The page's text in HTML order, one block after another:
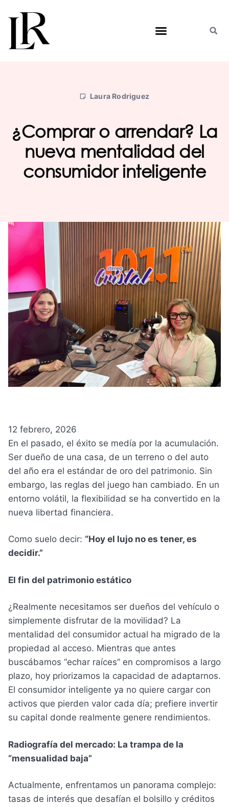
contenido
Laura Rodriguez
¿Comprar o arrendar? La
nueva mentalidad del
consumidor inteligente
12 febrero, 2026
En el pasado, el éxito se medía por la acumulación.
Ser dueño de una casa, de un terreno o del auto
del año era el estándar de oro del patrimonio. Sin
embargo, las reglas del juego han cambiado. En un
entorno volátil, la flexibilidad se ha convertido en la
nueva libertad financiera.
Como suelo decir: “Hoy el lujo no es tener, es
decidir.”
El fin del patrimonio estático
¿Realmente necesitamos ser dueños del vehículo o
simplemente disfrutar de la movilidad? La
mentalidad del consumidor actual ha migrado de la
propiedad al acceso. Mientras que antes
buscábamos “echar raíces” en compromisos a largo
plazo, hoy priorizamos la capacidad de adaptarnos.
El consumidor inteligente ya no quiere cargar con
activos que pierden valor cada día; prefiere invertir
su capital donde realmente genere rendimientos.
Radiografía del mercado: La trampa de la
“mensualidad baja”
Actualmente, enfrentamos un panorama complejo:
tasas de interés que desafían el bolsillo y créditos